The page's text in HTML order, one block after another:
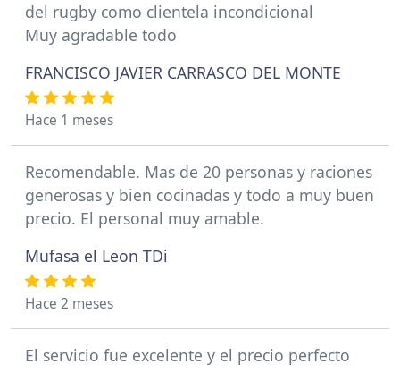
del rugby como clientela incondicional
Muy agradable todo
FRANCISCO JAVIER CARRASCO DEL MONTE
Hace 1 meses
Recomendable. Mas de 20 personas y raciones
generosas y bien cocinadas y todo a muy buen
precio. El personal muy amable.
Mufasa el Leon TDi
Hace 2 meses
El servicio fue excelente y el precio perfecto